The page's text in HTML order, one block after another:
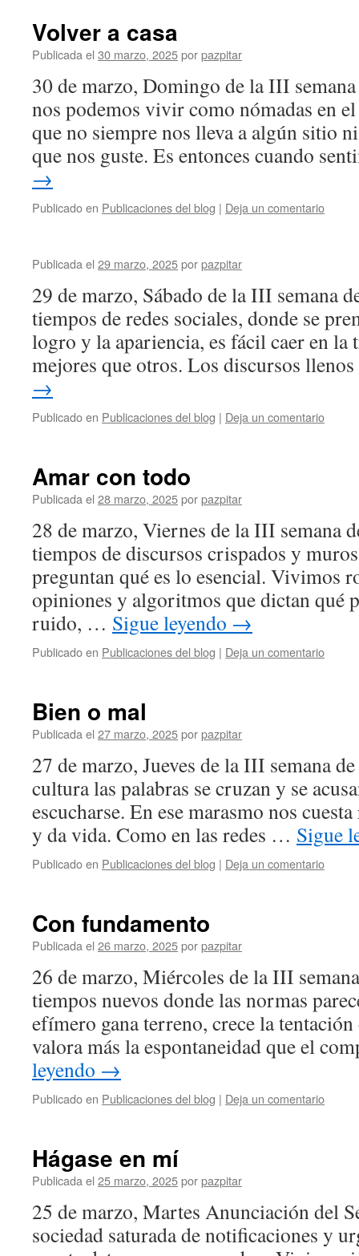
Volver a casa
Publicada el 30 marzo, 2025porpazpitar
30 de marzo, Domingo de la III
nos podemos vivir como nómadas en
que no siempre nos lleva a algún sitio
que nos guste. Es entonces cuando
→
Publicado en Publicaciones del blog | Deja un comentario
Publicada el 29 marzo, 2025porpazpitar
29 de marzo, Sábado de la III semana
tiempos de redes sociales, donde se
logro y la apariencia, es fácil caer en la
mejores que otros. Los discursos
→
Publicado en Publicaciones del blog | Deja un comentario
Amar con todo
Publicada el 28 marzo, 2025porpazpitar
28 de marzo, Viernes de la III semana
tiempos de discursos crispados y
preguntan qué es lo esencial. Vivimos
opiniones y algoritmos que dictan qué
ruido, … Sigue leyendo →
Publicado en Publicaciones del blog | Deja un comentario
Bien o mal
Publicada el 27 marzo, 2025porpazpitar
27 de marzo, Jueves de la III semana
cultura las palabras se cruzan y se
escucharse. En ese marasmo nos
y da vida. Como en las redes … Sigue
Publicado en Publicaciones del blog | Deja un comentario
Con fundamento
Publicada el 26 marzo, 2025porpazpitar
26 de marzo, Miércoles de la III
tiempos nuevos donde las normas
efímero gana terreno, crece la
valora más la espontaneidad que el
leyendo →
Publicado en Publicaciones del blog | Deja un comentario
Hágase en mí
Publicada el 25 marzo, 2025porpazpitar
25 de marzo, Martes Anunciación del
sociedad saturada de notificaciones y